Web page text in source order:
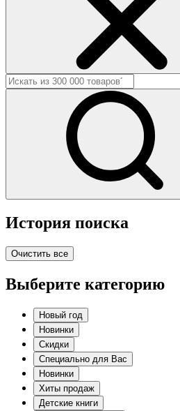
История поиска
Очистить все
Выберите категорию
Новый год
Новинки
Скидки
Специально для Вас
Новинки
Хиты продаж
Детские книги